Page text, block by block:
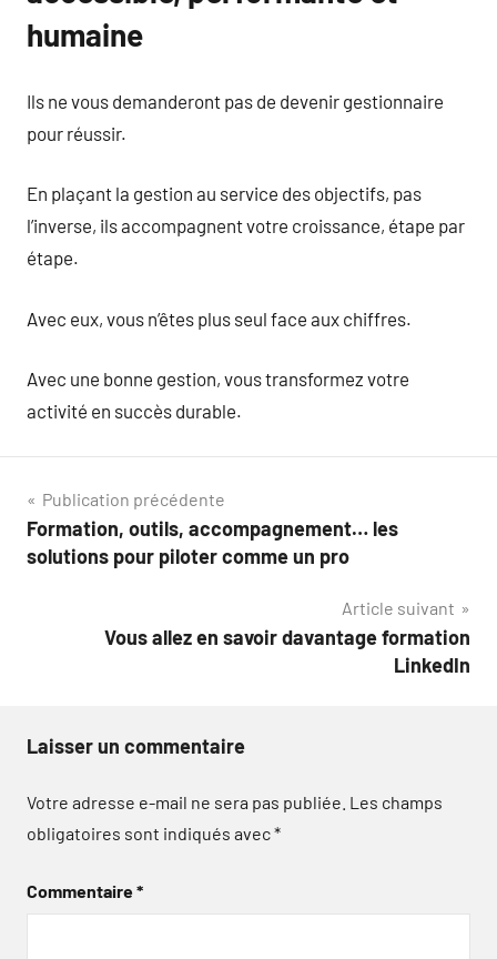
humaine
Ils ne vous demanderont pas de devenir gestionnaire
pour réussir.
En plaçant la gestion au service des objectifs, pas
l’inverse, ils accompagnent votre croissance, étape par
étape.
Avec eux, vous n’êtes plus seul face aux chiffres.
Avec une bonne gestion, vous transformez votre
activité en succès durable.
Navigation
de
Publication précédente
Formation, outils, accompagnement… les
solutions pour piloter comme un pro
Article suivant
Vous allez en savoir davantage formation
LinkedIn
Laisser un commentaire
Votre adresse e-mail ne sera pas publiée. Les champs
obligatoires sont indiqués avec*
Commentaire*